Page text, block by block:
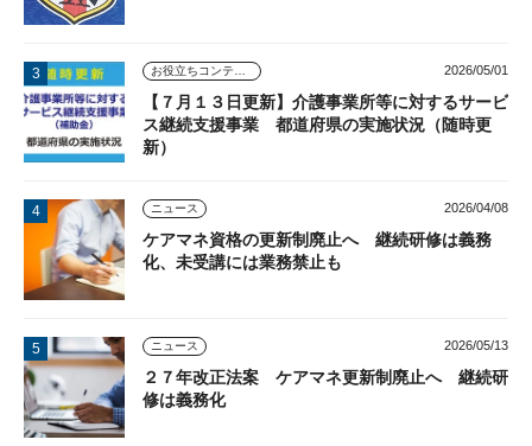
お役立ちコンテンツ 2026/05/01
【７月１３日更新】介護事業所等に対するサービ
ス継続支援事業 都道府県の実施状況（随時更
新）
ニュース 2026/04/08
ケアマネ資格の更新制廃止へ 継続研修は義務
化、未受講には業務禁止も
ニュース 2026/05/13
２７年改正法案 ケアマネ更新制廃止へ 継続研
修は義務化